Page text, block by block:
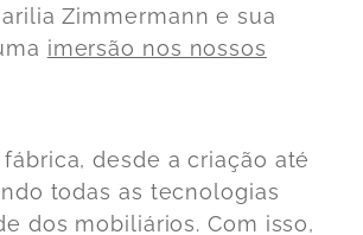
Zimmermann e sua
imersão nos nossos
desde a criação até
todas as tecnologias
dos mobiliários. Com isso,